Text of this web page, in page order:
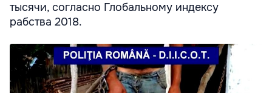
тысячи, согласно Глобальному индексу
рабства 2018.